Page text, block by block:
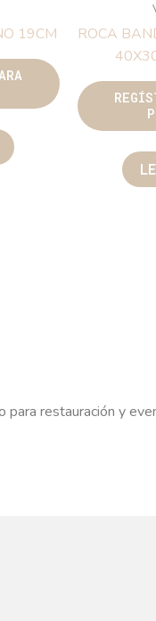
19CM
ROCA
para restauración y